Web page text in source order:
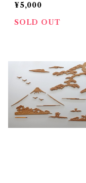
¥5,000
SOLD OUT